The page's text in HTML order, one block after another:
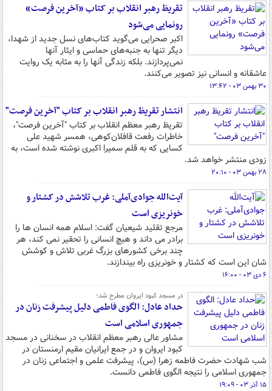
تقریظ رهبر انقلاب بر کتاب «آخرین فرصت»
رونمایی می‌شود
اکبر صحرایی می‌گوید کتاب‌های نسل جدید از شهدا،
دیگر تنها به جنبه‌های حماسی و ایثار آنها
نمی‌پردازند. بلکه زندگی آنها را به مثابه یک روایت
عاشقانه و انسانی نیز تصویر می‌کنند.
۳۰ بهمن ۰۳ - ۱۳:۴۲
انتشار تقریظ رهبر انقلاب بر کتاب "آخرین فرصت"
تقریظ رهبر معظم انقلاب بر کتاب "آخرین فرصت"،
خاطرات رفعت قافلان‌کوهی، همسر شهید علی
کسایی که به قلم سمیرا اکبری نوشته شده است، به
زودی منتشر خواهد شد.
۲۸ بهمن ۰۳ - ۲۰:۱۰
آیت‌الله جوادی‌آملی: غرب تلاشش در کشتار و
خونریزی است
مرجع تقلید شیعیان گفت: اسلام همه انسان ها را
برادر می داند و هیچ انسانی را تحقیر نمی کند، هر
چند برخی کشورهای بزرگ غربی تلاش و کوشش
شان این است که کشتار و خونریزی راه بیندازند.
۶ دی ۰۳ - ۱۶:۰۰
در مسجد کبود ایروان مطرح شد؛
حداد عادل: الگوی فاطمی دلیل پیشرفت زنان در
جمهوری اسلامی است
مشاور عالی رهبر معظم انقلاب در سخنانی در مسجد
کبود ایروان و در جمع ایرانیان مقیم ارمنستان در
شب شهادت حضرت فاطمه زهرا (س)، پیشرفت علمی و اجتماعی زنان در
جمهوری اسلامی را نتیجه الگوی فاطمی دانست.
۱۵ آذر ۰۳ - ۱۹:۰۹